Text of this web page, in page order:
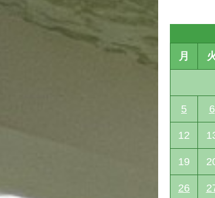
月
5 6
12
19
26